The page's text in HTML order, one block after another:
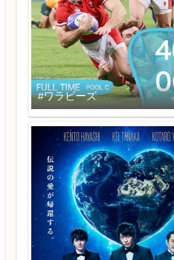
#ワラビーズ